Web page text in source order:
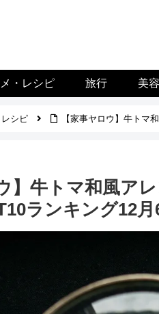
・レシピ 旅行 美容
シピ 【家事ヤロウ】牛トマ
】牛トマ和風ア
ランキング12月